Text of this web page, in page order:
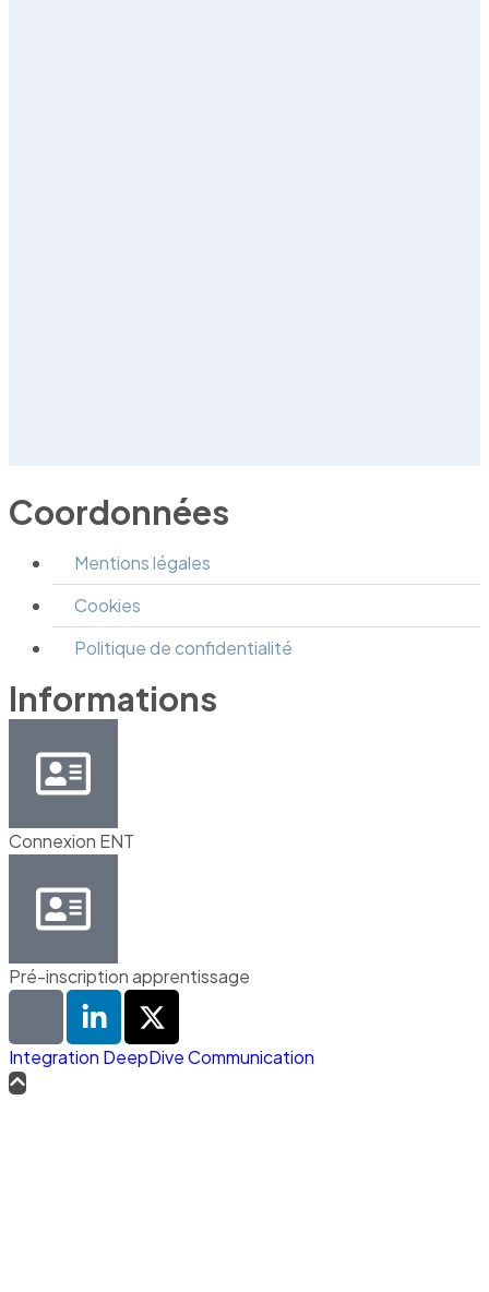
Coordonnées
Mentions légales
Cookies
Politique de confidentialité
Informations
Connexion ENT
Pré-inscription apprentissage
Integration DeepDive Communication